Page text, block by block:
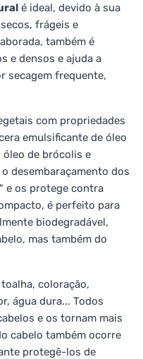
é ideal, devido à sua
frágeis e
também é
e densos e ajuda a
secagem frequente,
com propriedades
emulsificante de óleo
de brócolis e
desembaraçamento dos
e os protege contra
é perfeito para
biodegradável,
mas também do
coloração,
água dura... Todos
e os tornam mais
cabelo também ocorre
protegê-los de